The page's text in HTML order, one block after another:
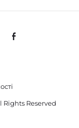
Rights Reserved